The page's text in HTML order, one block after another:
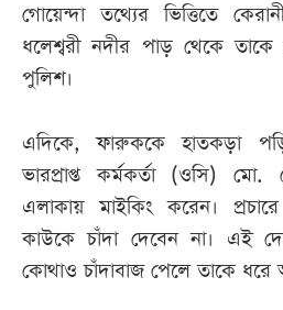
গোয়েন্দা তথ্যের ভিত্তিতে
ধলেশ্বরী নদীর পাড় থেকে তাকে
পুলিশ।
এদিকে, ফারুককে হাতকড়া
ভারপ্রাপ্ত কর্মকর্তা (ওসি)
এলাকায় মাইকিং করেন।
কাউকে চাঁদা দেবেন না। এই
কোথাও চাঁদাবাজ পেলে তাকে ধরে